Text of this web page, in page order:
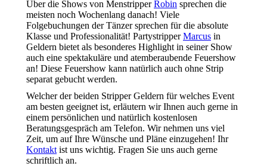
Über die Shows von MenstripperRobin sprechen die
meisten noch Wochenlang danach! Viele
Folgebuchungen der Tänzer sprechen für die absolute
Klasse und Professionalität! PartystripperMarcus in
Geldern bietet als besonderes Highlight in seiner Show
auch eine spektakuläre und atemberaubende Feuershow
an! Diese Feuershow kann natürlich auch ohne Strip
separat gebucht werden.
Welcher der beiden Stripper Geldern für welches Event
am besten geeignet ist, erläutern wir Ihnen auch gerne in
einem persönlichen und natürlich kostenlosen
Beratungsgespräch am Telefon. Wir nehmen uns viel
Zeit, um auf Ihre Wünsche und Pläne einzugehen! Ihr
Kontakt ist uns wichtig. Fragen Sie uns auch gerne
schriftlich an.